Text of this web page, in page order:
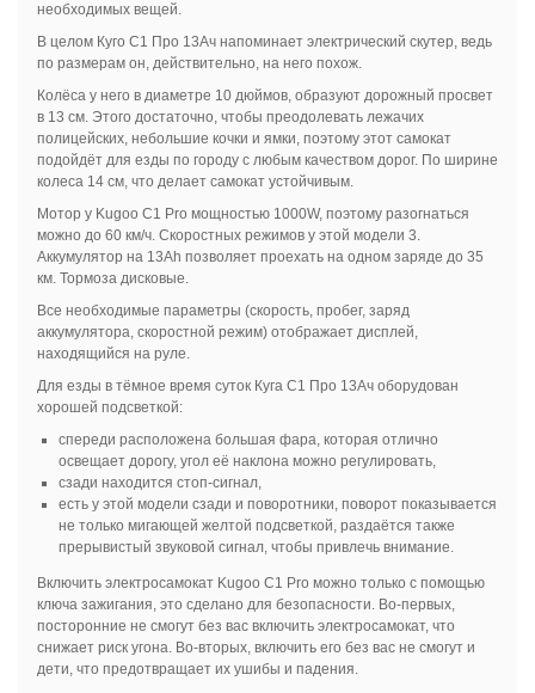
необходимых вещей.
В целом Куго С1 Про 13Ач напоминает электрический скутер, ведь
по размерам он, действительно, на него похож.
Колёса у него в диаметре 10 дюймов, образуют дорожный просвет
в 13 см. Этого достаточно, чтобы преодолевать лежачих
полицейских, небольшие кочки и ямки, поэтому этот самокат
подойдёт для езды по городу с любым качеством дорог. По ширине
колеса 14 см, что делает самокат устойчивым.
Мотор у Kugoo C1 Pro мощностью 1000W, поэтому разогнаться
можно до 60 км/ч. Скоростных режимов у этой модели 3.
Аккумулятор на 13Ah позволяет проехать на одном заряде до 35
км. Тормоза дисковые.
Все необходимые параметры (скорость, пробег, заряд
аккумулятора, скоростной режим) отображает дисплей,
находящийся на руле.
Для езды в тёмное время суток Куга С1 Про 13Ач оборудован
хорошей подсветкой:
спереди расположена большая фара, которая отлично
освещает дорогу, угол её наклона можно регулировать,
сзади находится стоп-сигнал,
есть у этой модели сзади и поворотники, поворот показывается
не только мигающей желтой подсветкой, раздаётся также
прерывистый звуковой сигнал, чтобы привлечь внимание.
Включить электросамокат Kugoo C1 Pro можно только с помощью
ключа зажигания, это сделано для безопасности. Во-первых,
посторонние не смогут без вас включить электросамокат, что
снижает риск угона. Во-вторых, включить его без вас не смогут и
дети, что предотвращает их ушибы и падения.